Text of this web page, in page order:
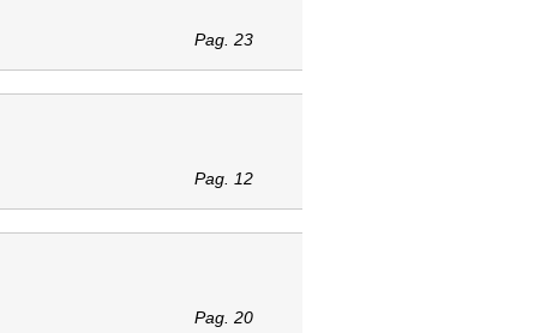
Pag. 23
Pag. 12
Pag. 20